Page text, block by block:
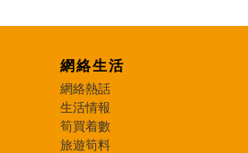
網絡生活
網絡熱話
生活情報
筍買着數
旅遊筍料